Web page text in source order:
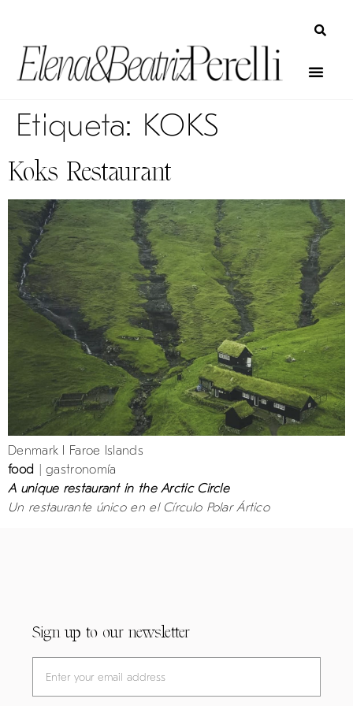
Etiqueta: KOKS
Koks Restaurant
Denmark I Faroe Islands
food
| gastronomía
A unique restaurant in the Arctic Circle
Un restaurante único en el Círculo Polar Ártico
Sign up to our newsletter